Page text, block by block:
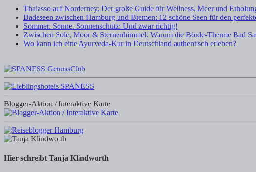
Thalasso auf Norderney: Der große Guide für Wellness, Meer und
Badeseen zwischen Hamburg und Bremen: 12 schöne Seen für den
Sommer. Sonne. Sonnenschutz: Und zwar richtig!
Zwischen Sole, Moor & Sternenhimmel: Warum die Börde-Therme Bad
Wo kann ich eine Ayurveda-Kur in Deutschland authentisch erleben?
Blogger-Aktion / Interaktive Karte
Hier schreibt Tanja Klindworth